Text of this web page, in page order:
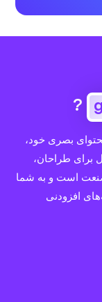
?
بصری خود،
برای طراحان،
است و به شما
افزودنی